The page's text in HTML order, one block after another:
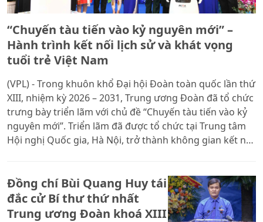
“Chuyến tàu tiến vào kỷ nguyên mới” –
Hành trình kết nối lịch sử và khát vọng
tuổi trẻ Việt Nam
(VPL) - Trong khuôn khổ Đại hội Đoàn toàn quốc lần thứ
XIII, nhiệm kỳ 2026 – 2031, Trung ương Đoàn đã tổ chức
trưng bày triển lãm với chủ đề “Chuyến tàu tiến vào kỷ
nguyên mới”. Triển lãm đã được tổ chức tại Trung tâm
Hội nghị Quốc gia, Hà Nội, trở thành không gian kết nối
TNCS Hồ Chí Minh, trải nghiệm những thành tựu nổi
bật của tuổi trẻ Việt Nam và gửi gắm khát vọng, thông
điệp hành động trong giai đoạn phát triển mới của đất
Đồng chí Bùi Quang Huy tái
đắc cử Bí thư thứ nhất
Trung ương Đoàn khoá XIII